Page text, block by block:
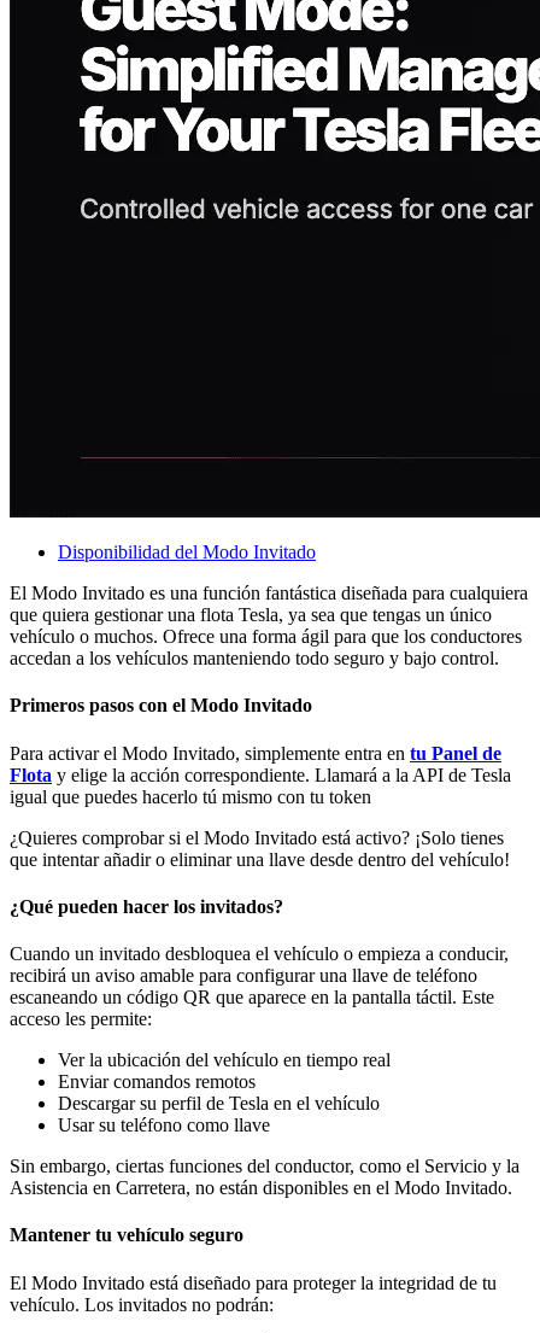
Disponibilidad del Modo Invitado
El Modo Invitado es una función fantástica diseñada para cualquiera
que quiera gestionar una flota Tesla, ya sea que tengas un único
vehículo o muchos. Ofrece una forma ágil para que los conductores
accedan a los vehículos manteniendo todo seguro y bajo control.
Primeros pasos con el Modo Invitado
Para activar el Modo Invitado, simplemente entra en tu Panel de
Flota y elige la acción correspondiente. Llamará a la API de Tesla
igual que puedes hacerlo tú mismo con tu token
¿Quieres comprobar si el Modo Invitado está activo? ¡Solo tienes
que intentar añadir o eliminar una llave desde dentro del vehículo!
¿Qué pueden hacer los invitados?
Cuando un invitado desbloquea el vehículo o empieza a conducir,
recibirá un aviso amable para configurar una llave de teléfono
escaneando un código QR que aparece en la pantalla táctil. Este
acceso les permite:
Ver la ubicación del vehículo en tiempo real
Enviar comandos remotos
Descargar su perfil de Tesla en el vehículo
Usar su teléfono como llave
Sin embargo, ciertas funciones del conductor, como el Servicio y la
Asistencia en Carretera, no están disponibles en el Modo Invitado.
Mantener tu vehículo seguro
El Modo Invitado está diseñado para proteger la integridad de tu
vehículo. Los invitados no podrán: